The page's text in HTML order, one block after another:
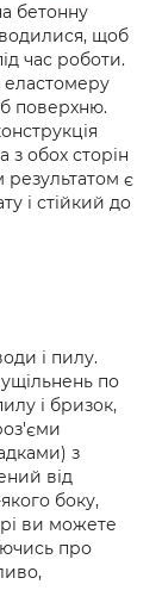
бетонну
щоб
час роботи.
еластомеру
поверхню.
з обох сторін
результатом є
і стійкий до
і пилу.
по
і бризок,
з
від
боку,
ви можете
про